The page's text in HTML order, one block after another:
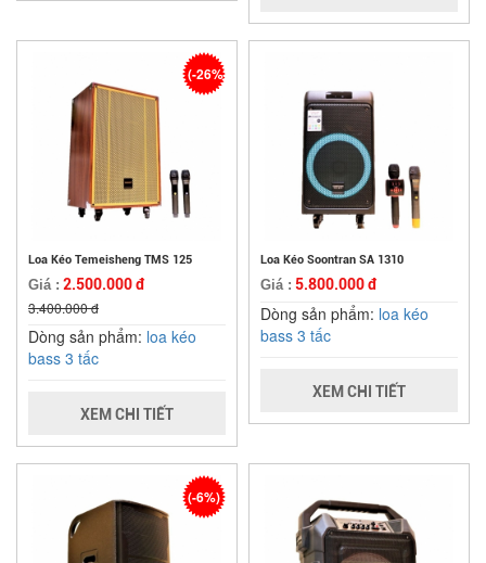
Loa Kéo Temeisheng TMS 125
Giá : 2.500.000 đ
3.400.000 đ
(-26%)
Dòng sản phẩm: loa kéo
bass 3 tấc
XEM CHI TIẾT
Loa Kéo Soontran SA 1310
Giá : 5.800.000 đ
Dòng sản phẩm: loa kéo
bass 3 tấc
XEM CHI TIẾT
(-6%)